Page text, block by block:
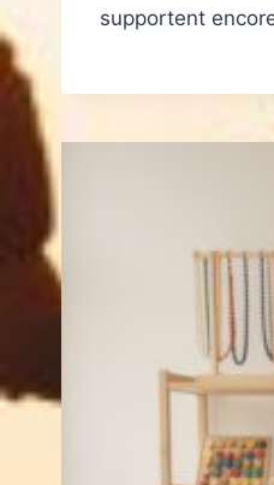
supportent